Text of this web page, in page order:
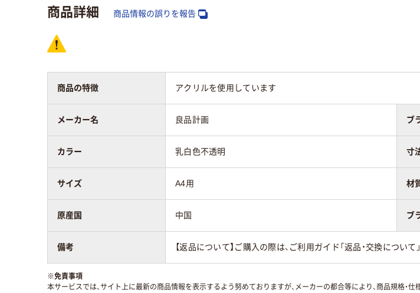
商品詳細 商品情報の誤りを報告
商品の特徴 アクリルを使用しています
メーカー名 良品計画 ブ
カラー 乳白色不透明 寸
サイズ A4用 材
原産国 中国 ブ
備考 【返品について】ご購入の際は、ご利用ガイド「返品・交換につい
※免責事項
本サービスでは、サイト上に最新の商品情報を表示するよう努めておりますが、メーカーの都合等により、商品規格・仕